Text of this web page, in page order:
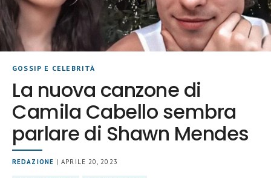
GOSSIP E CELEBRITÀ
La nuova canzone di
Camila Cabello sembra
parlare di Shawn Mendes
REDAZIONE | APRILE 20, 2023